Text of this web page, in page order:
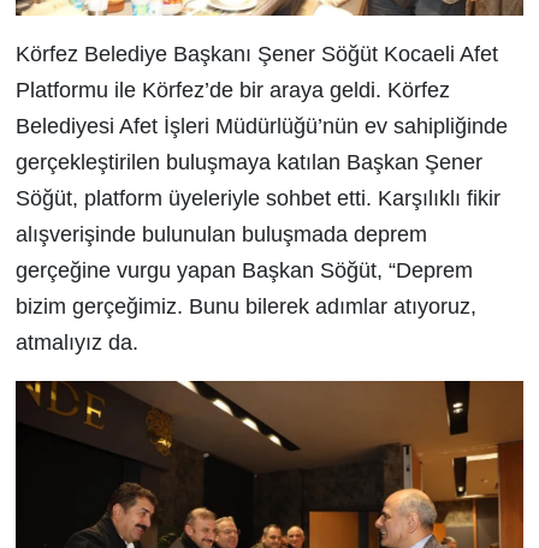
Körfez Belediye Başkanı Şener Söğüt Kocaeli Afet
Platformu ile Körfez’de bir araya geldi. Körfez
Belediyesi Afet İşleri Müdürlüğü’nün ev sahipliğinde
gerçekleştirilen buluşmaya katılan Başkan Şener
Söğüt, platform üyeleriyle sohbet etti. Karşılıklı fikir
alışverişinde bulunulan buluşmada deprem
gerçeğine vurgu yapan Başkan Söğüt, “Deprem
bizim gerçeğimiz. Bunu bilerek adımlar atıyoruz,
atmalıyız da.